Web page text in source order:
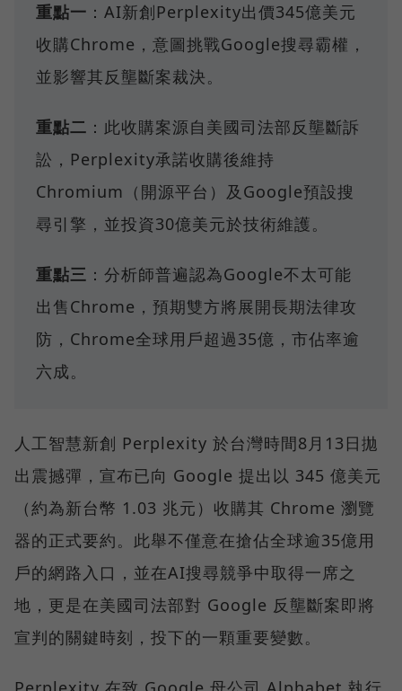
重點一 ：AI新創Perplexity出價345億美元
收購Chrome，意圖挑戰Google搜尋霸權，
並影響其反壟斷案裁決。
重點二 ：此收購案源自美國司法部反壟斷訴
訟，Perplexity承諾收購後維持
Chromium（開源平台）及Google預設搜
尋引擎，並投資30億美元於技術維護。
重點三 ：分析師普遍認為Google不太可能
出售Chrome，預期雙方將展開長期法律攻
防，Chrome全球用戶超過35億，市佔率逾
六成。
人工智慧新創 Perplexity 於台灣時間8月13日拋
出震撼彈，宣布已向 Google 提出以 345 億美元
（約為新台幣 1.03 兆元）收購其 Chrome 瀏覽
器的正式要約。此舉不僅意在搶佔全球逾35億用
戶的網路入口，並在AI搜尋競爭中取得一席之
地，更是在美國司法部對 Google 反壟斷案即將
宣判的關鍵時刻，投下的一顆重要變數。